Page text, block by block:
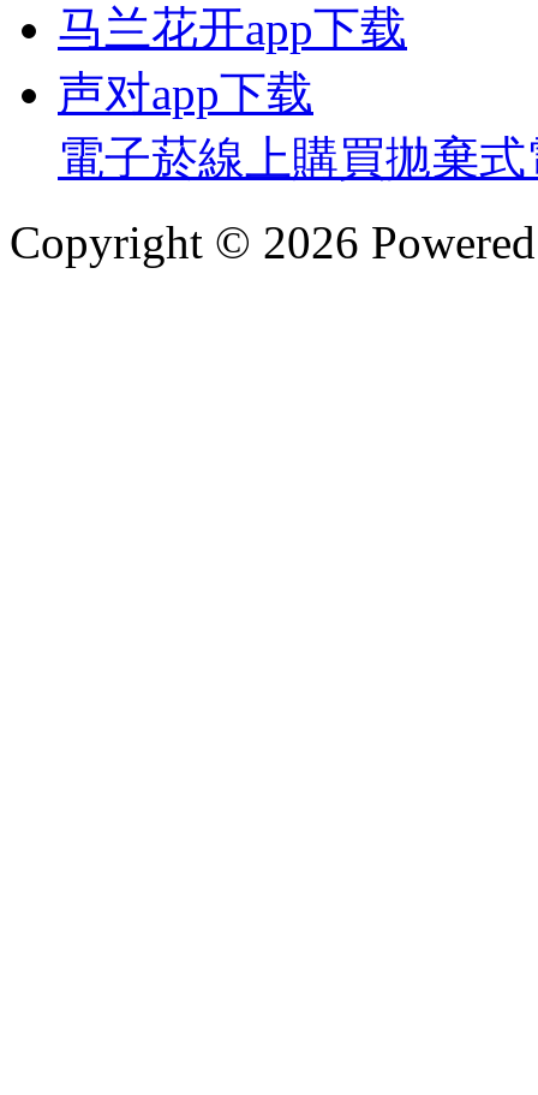
马兰花开app下载
声对app下载
電子菸線上購買拋棄
Copyright © 2026